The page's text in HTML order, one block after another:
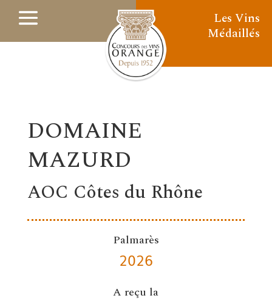
Les Vins
Médaillés
DOMAINE
MAZURD
AOC Côtes du Rhône
Palmarès
2026
A reçu la